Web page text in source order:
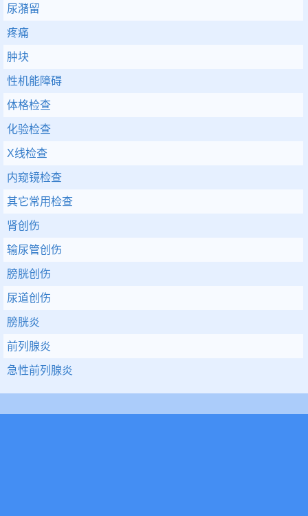
尿潴留
疼痛
肿块
性机能障碍
体格检查
化验检查
X线检查
内窥镜检查
其它常用检查
肾创伤
输尿管创伤
膀胱创伤
尿道创伤
膀胱炎
前列腺炎
急性前列腺炎